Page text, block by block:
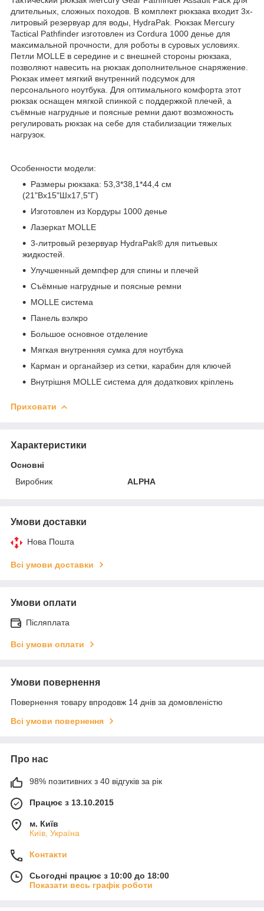
длительных, сложных походов. В комплект рюкзака входит 3х-
литровый резервуар для воды, HydraPak. Рюкзак Mercury
Tactical Pathfinder изготовлен из Cordura 1000 денье для
максимальной прочности, для роботы в суровых условиях.
Петли MOLLE в середине и с внешней стороны рюкзака,
позволяют навесить на рюкзак дополнительное снаряжение.
Рюкзак имеет мягкий внутренний подсумок для
персонального ноутбука. Для оптимального комфорта этот
рюкзак оснащен мягкой спинкой с поддержкой плечей, а
съёмные нагрудные и поясные ремни дают возможность
регулировать рюкзак на себе для стабилизации тяжелых
нагрузок.
Особенности модели:
Размеры рюкзака: 53,3*38,1*44,4 см
(21"Вх15"Шх17,5"Г)
Изготовлен из Кордуры 1000 денье
Лазеркат MOLLE
3-литровый резервуар HydraPak® для питьевых
жидкостей.
Улучшенный демпфер для спины и плечей
Съёмные нагрудные и поясные ремни
MOLLE система
Панель вэлкро
Большое основное отделение
Мягкая внутренняя сумка для ноутбука
Карман и органайзер из сетки, карабин для ключей
Внутрішня MOLLE система для додаткових кріплень
Приховати
Характеристики
Основні
Виробник
ALPHA
Умови доставки
Нова Пошта
Всі умови доставки
Умови оплати
Післяплата
Всі умови оплати
Умови повернення
Повернення товару впродовж 14 днів за домовленістю
Всі умови повернення
Про нас
98% позитивних з 40 відгуків за рік
Працює з 13.10.2015
м. Київ
Київ, Україна
Контакти
Сьогодні працює з 10:00 до 18:00
Показати весь графік роботи